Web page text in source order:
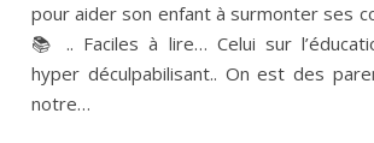
pour aider son enfant à surmonter ses
📚 .. Faciles à lire… Celui sur
hyper déculpabilisant.. On est des
notre…